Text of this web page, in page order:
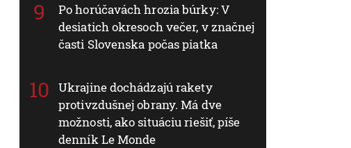
Po horúčavách hrozia búrky: V
desiatich okresoch večer, v značnej
časti Slovenska počas piatka
Ukrajine dochádzajú rakety
protivzdušnej obrany. Má dve
možnosti, ako situáciu riešiť, píše
denník Le Monde